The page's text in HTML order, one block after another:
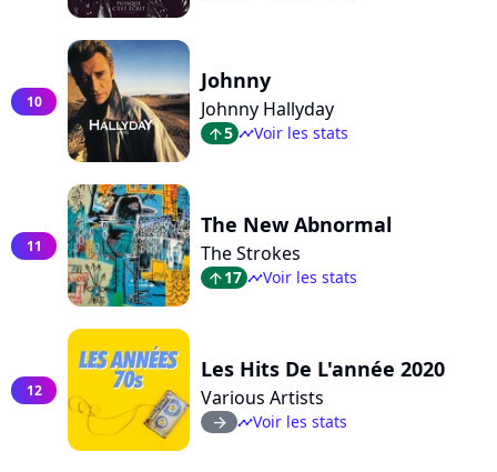
10
Johnny
Johnny Hallyday
arrow_top5 timelineVoir les stats
11
The New Abnormal
The Strokes
arrow_top17 timelineVoir les stats
12
Les Hits De L'année 2020
Various Artists
arrow_right timelineVoir les stats